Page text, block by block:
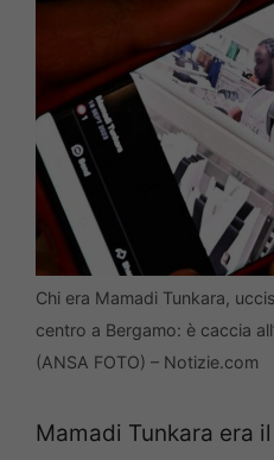
Chi era Mamadi Tunkara,
centro a Bergamo: è caccia
(ANSA FOTO) – Notizie.com
Mamadi Tunkara era